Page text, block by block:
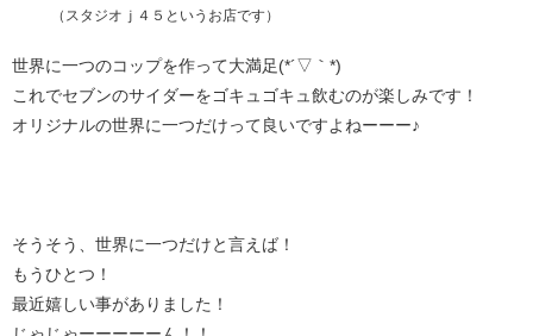
（スタジオｊ４５というお店です）
世界に一つのコップを作って大満足(*´▽｀*)
これでセブンのサイダーをゴキュゴキュ飲むのが楽しみです！
オリジナルの世界に一つだけって良いですよねーーー♪
そうそう、世界に一つだけと言えば！
もうひとつ！
最近嬉しい事がありました！